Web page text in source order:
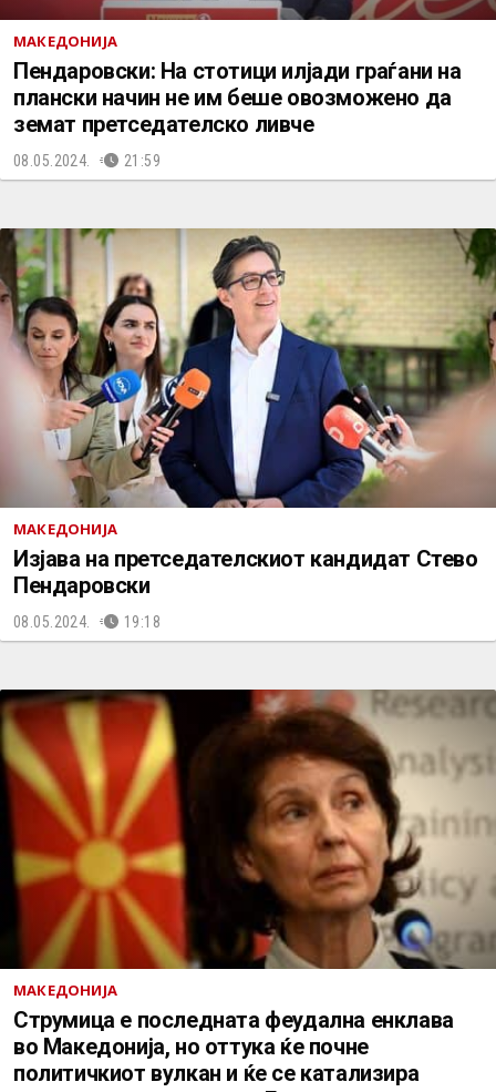
МАКЕДОНИЈА
Пендаровски: На стотици илјади граѓани на
плански начин не им беше овозможено да
земат претседателско ливче
08.05.2024. 21:59
МАКЕДОНИЈА
Изјава на претседателскиот кандидат Стево
Пендаровски
08.05.2024. 19:18
МАКЕДОНИЈА
Струмица е последната феудална енклава
во Македонија, но оттука ќе почне
политичкиот вулкан и ќе се катализира